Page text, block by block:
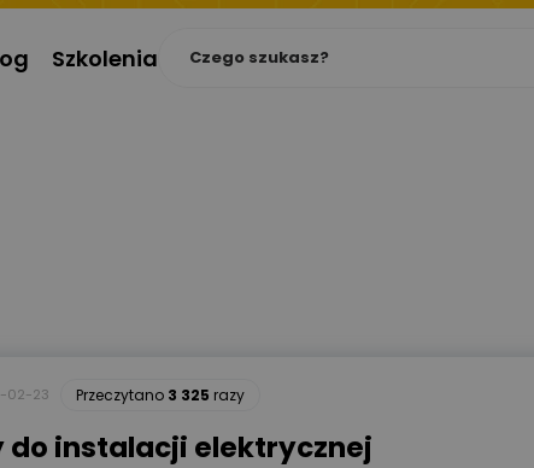
Szkolenia
02-23 Przeczytano 3 325 razy
do instalacji elektrycznej